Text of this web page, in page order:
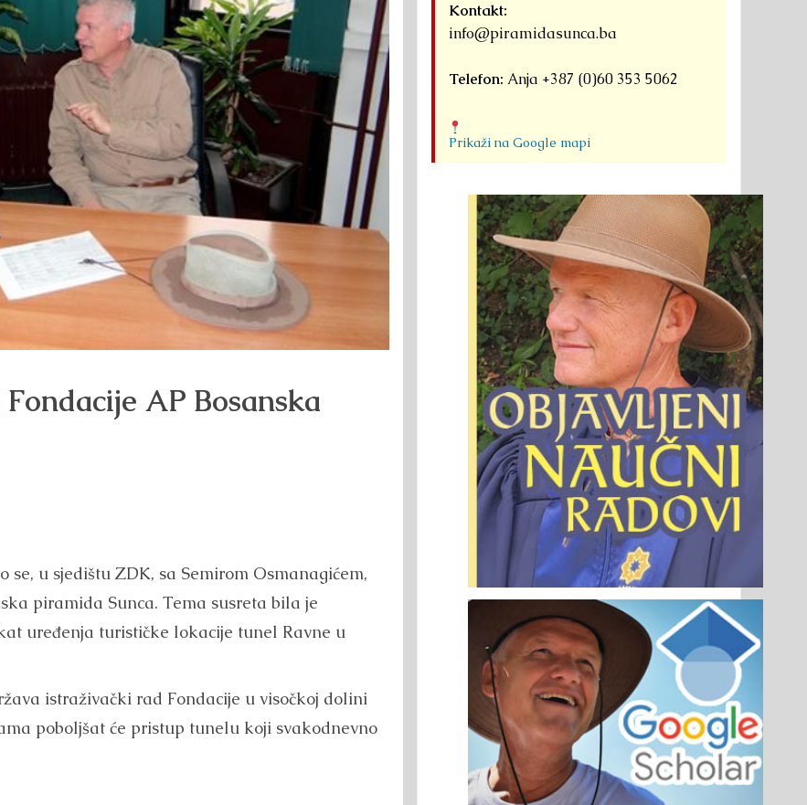
AP Bosanska
u sjedištu ZDK, sa Semirom Osmanagićem,
piramida Sunca. Tema susreta bila je
uređenja turističke lokacije tunel Ravne u
istraživački rad Fondacije u visočkoj dolini
poboljšat će pristup tunelu koji svakodnevno
Kontakt:
info@piramidasunca.ba
Telefon: Anja +387 (0)60 353 5062
Prikaži na Google mapi